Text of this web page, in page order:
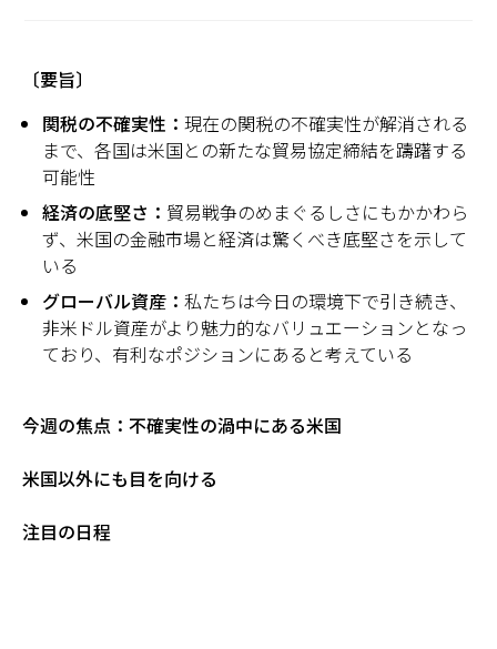
〔要旨〕
関税の不確実性： 現在の関税の不確実性が解消される
まで、各国は米国との新たな貿易協定締結を躊躇する
可能性
経済の底堅さ： 貿易戦争のめまぐるしさにもかかわら
ず、米国の金融市場と経済は驚くべき底堅さを示して
いる
グローバル資産： 私たちは今日の環境下で引き続き、
非米ドル資産がより魅力的なバリュエーションとなっ
ており、有利なポジションにあると考えている
今週の焦点：不確実性の渦中にある米国
米国以外にも目を向ける
注目の日程